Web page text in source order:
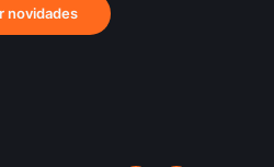
novidades